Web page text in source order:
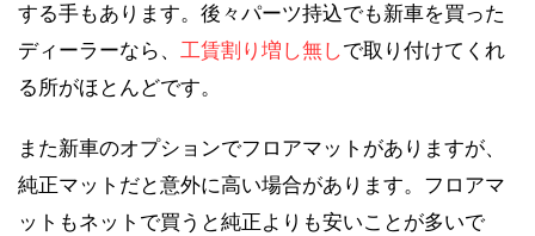
する手もあります。後々パーツ持込でも新車を買った
ディーラーなら、 工賃割り増し無しで取り付けてくれ
る所がほとんどです。
また新車のオプションでフロアマットがありますが、
純正マットだと意外に高い場合があります。フロアマ
ットもネットで買うと純正よりも安いことが多いで